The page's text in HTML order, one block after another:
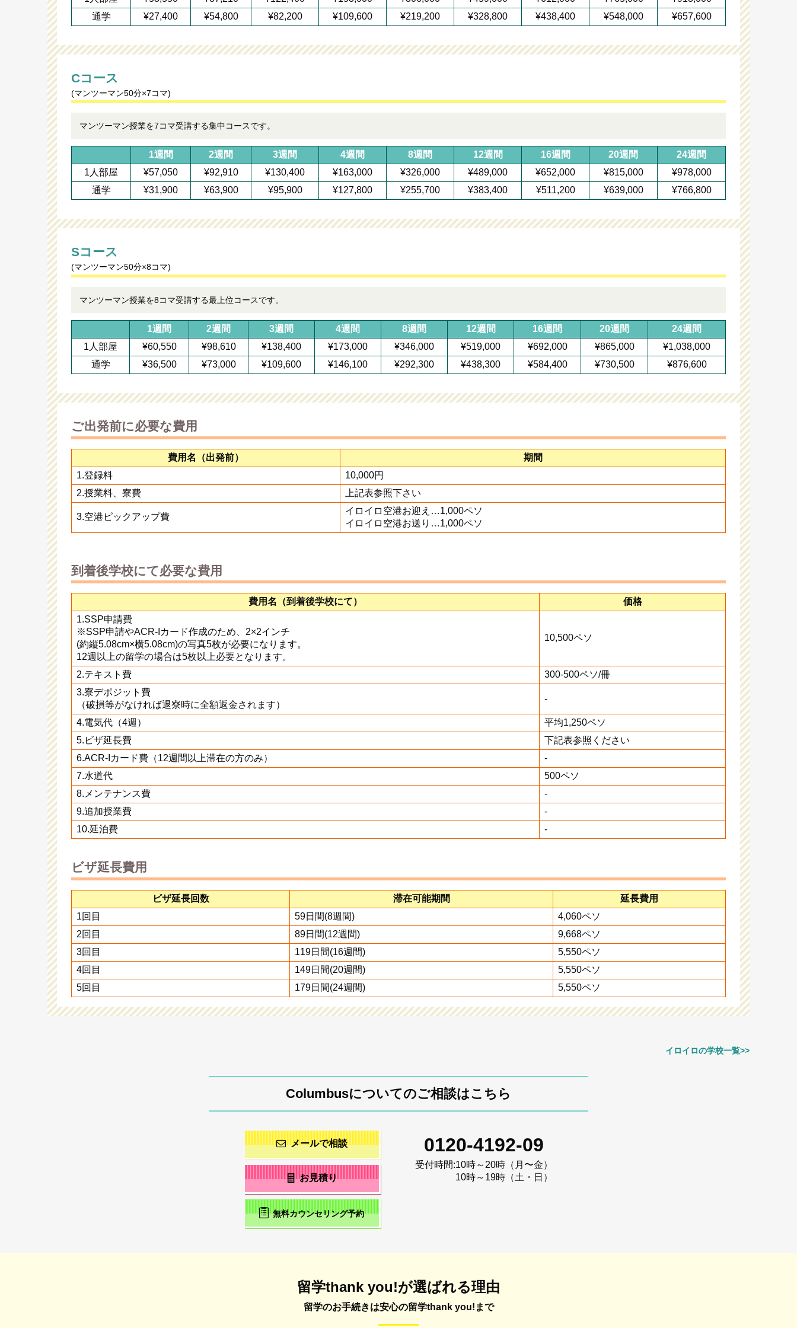
通学
¥27,400 ¥54,800 ¥82,200 ¥109,600 ¥219,200 ¥328,800 ¥438,400 ¥548,000 ¥657,600
Cコース
(マンツーマン50分×7コマ)
マンツーマン授業を7コマ受講する集中コースです。
1週間 2週間 3週間 4週間 8週間 12週間 16週間 20週間
24週間
1人部屋
¥57,050 ¥92,910 ¥130,400 ¥163,000 ¥326,000 ¥489,000 ¥652,000 ¥815,000
¥978,000
通学
¥31,900 ¥63,900 ¥95,900 ¥127,800 ¥255,700 ¥383,400 ¥511,200 ¥639,000 ¥766,800
Sコース
(マンツーマン50分×8コマ)
マンツーマン授業を8コマ受講する最上位コースです。
1週間 2週間 3週間 4週間 8週間 12週間 16週間 20週間
24週間
1人部屋
¥60,550 ¥98,610 ¥138,400 ¥173,000 ¥346,000 ¥519,000 ¥692,000 ¥865,000
¥1,038,000
通学
¥36,500 ¥73,000 ¥109,600 ¥146,100 ¥292,300 ¥438,300 ¥584,400 ¥730,500 ¥876,600
ご出発前に必要な費用
費用名（出発前）
期間
1.登録料
10,000円
2.授業料、寮費
上記表参照下さい
3.空港ピックアップ費
イロイロ空港お迎え…1,000ペソ
イロイロ空港お送り…1,000ペソ
到着後学校にて必要な費用
費用名（到着後学校にて）
価格
1.SSP申請費
※SSP申請やACR-Iカード作成のため、2×2インチ
(約縦5.08cm×横5.08cm)の写真5枚が必要になります。
12週以上の留学の場合は5枚以上必要となります。
10,500ペソ
2.テキスト費
300-500ペソ/冊
3.寮デポジット費
（破損等がなければ退寮時に全額返金されます）
-
4.電気代（4週）
平均1,250ペソ
5.ビザ延長費
下記表参照ください
6.ACR-Iカード費（12週間以上滞在の方のみ）
-
7.水道代
500ペソ
8.メンテナンス費
-
9.追加授業費
-
10.延泊費
-
ビザ延長費用
ビザ延長回数 滞在可能期間
延長費用
1回目
59日間(8週間)
4,060ペソ
2回目
89日間(12週間)
9,668ペソ
3回目
119日間(16週間)
5,550ペソ
4回目
149日間(20週間)
5,550ペソ
5回目
179日間(24週間) 5,550ペソ
イロイロの学校一覧>>
Columbusについてのご相談はこちら
メールで相談
お見積り
無料カウンセリング予約
0120-4192-09
受付時間:10時～20時（月〜金）
10時～19時（土・日）
留学thank you!が選ばれる理由
留学のお手続きは安心の留学thank you!まで